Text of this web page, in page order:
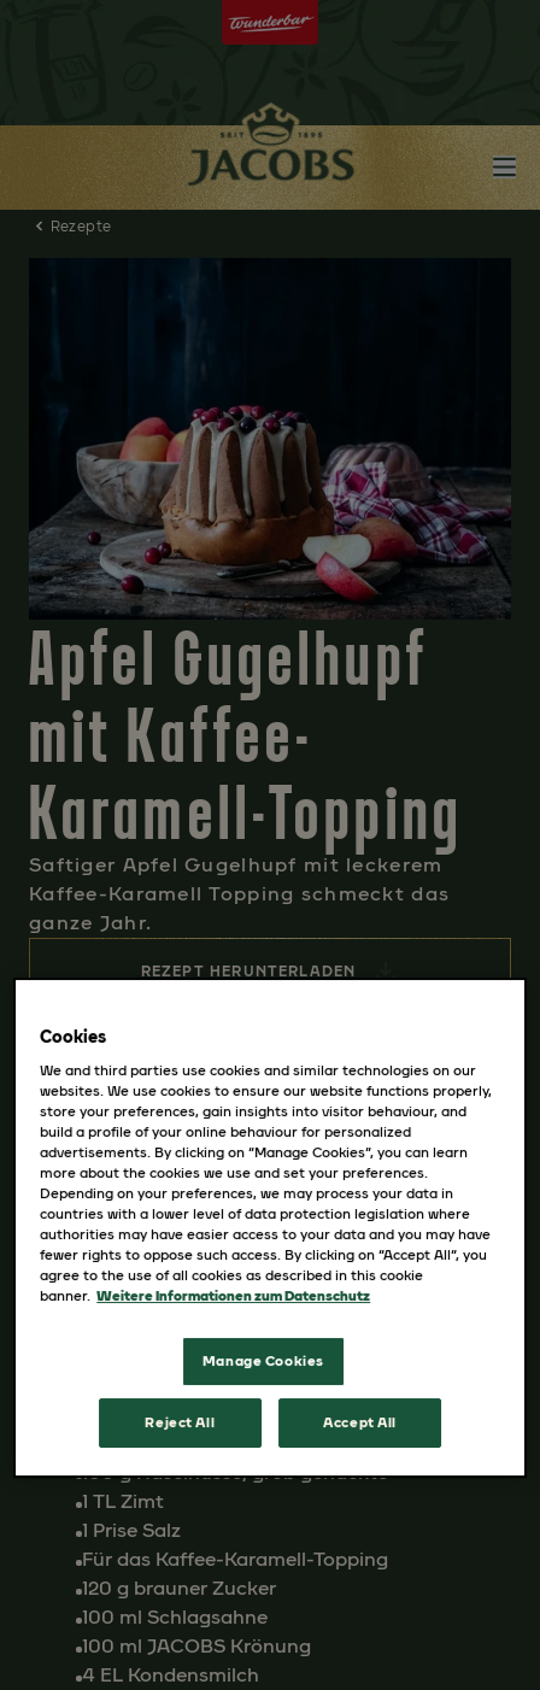
Rezepte
Apfel Gugelhupf
mit Kaffee-
Karamell-Topping
Saftiger Apfel Gugelhupf mit leckerem
Kaffee-Karamell Topping schmeckt das
ganze Jahr.
REZEPT HERUNTERLADEN
Zutaten
Zutaten für den Apfel-Karamell Gugelhupf
120 g Zucker
200 ml Sahne
3 säuerliche Äpfel, geschält, entkernt und
in Würfel geschnitten
50 ml JACOBS Krönung
200 g Butter
200 g Mehl
1 Päckchen Backpulver
150 g gemahlene Haselnüsse
100 g Haselnüsse, grob gehackte
1 TL Zimt
1 Prise Salz
Für das Kaffee-Karamell-Topping
120 g brauner Zucker
100 ml Schlagsahne
100 ml JACOBS Krönung
4 EL Kondensmilch
Cookies
We and third parties use cookies and similar technologies on our
websites. We use cookies to ensure our website functions properly,
store your preferences, gain insights into visitor behaviour, and
build a profile of your online behaviour for personalized
advertisements. By clicking on “Manage Cookies”, you can learn
more about the cookies we use and set your preferences.
Depending on your preferences, we may process your data in
countries with a lower level of data protection legislation where
authorities may have easier access to your data and you may have
fewer rights to oppose such access. By clicking on “Accept All”, you
agree to the use of all cookies as described in this cookie
banner. Weitere Informationen zum Datenschutz
Manage Cookies
Reject All Accept All